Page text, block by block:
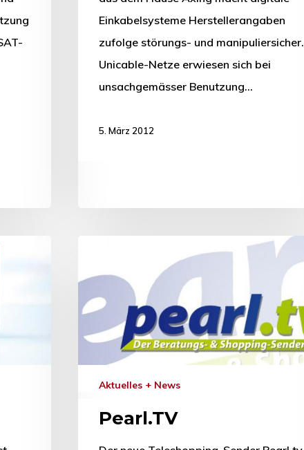
Einkabelsysteme Herstellerangaben
zufolge störungs- und manipuliersicher.
Unicable-Netze erwiesen sich bei
unsachgemässer Benutzung…
5. März 2012
Aktuelles + News
Pearl.TV